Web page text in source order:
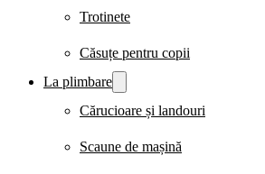
Trotinete
Căsuțe pentru copii
La plimbare
Cărucioare și landouri
Scaune de mașină